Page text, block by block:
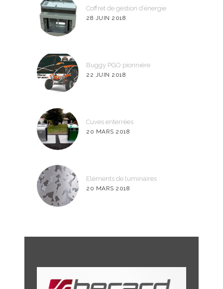
Coffret de gestion d’énergie
28 JUIN 2018
Buggy PGO pionnière
22 JUIN 2018
Cuves enterrées
20 MARS 2018
Eléments de luminaires
20 MARS 2018